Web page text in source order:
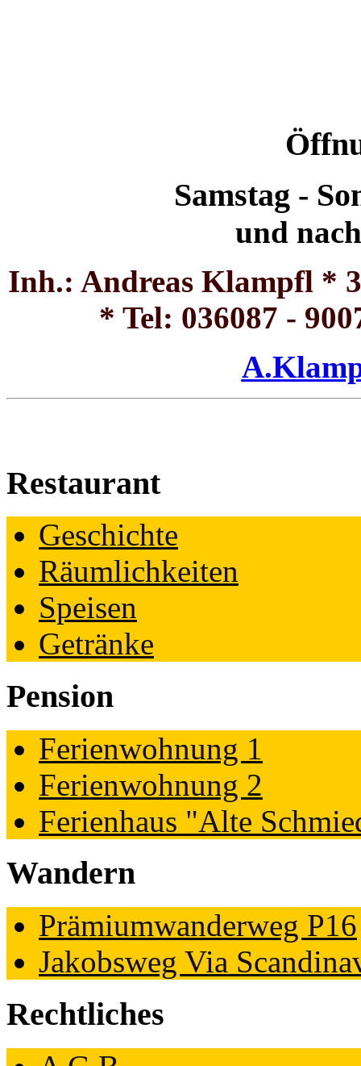
Samstag -
und
Inh.: Andreas Klampfl *
* Tel: 036087 -
Restaurant
Geschichte
Räumlichkeiten
Speisen
Getränke
Pension
Ferienwohnung 1
Ferienwohnung 2
Ferienhaus "Alte
Wandern
Prämiumwanderweg P16
Jakobsweg Via
Rechtliches